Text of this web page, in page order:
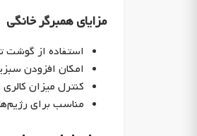
مزایای همبرگر خانگی
استفاده از گوشت
امکان افزودن
کنترل میزان
مناسب برای